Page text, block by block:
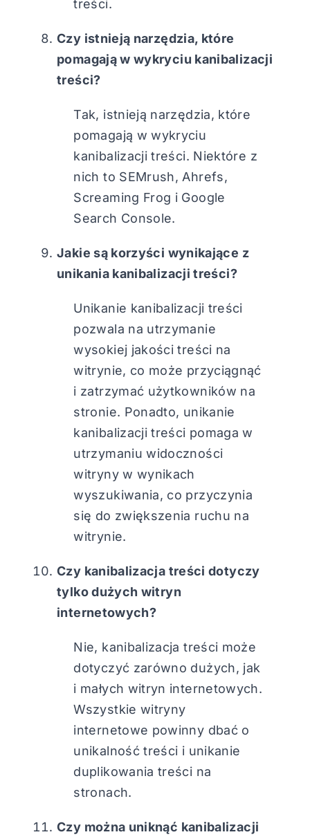
treści.
Czy istnieją narzędzia, które
pomagają w wykryciu kanibalizacji
treści?
Tak, istnieją narzędzia, które
pomagają w wykryciu
kanibalizacji treści. Niektóre z
nich to SEMrush, Ahrefs,
Screaming Frog i Google
Search Console.
Jakie są korzyści wynikające z
unikania kanibalizacji treści?
Unikanie kanibalizacji treści
pozwala na utrzymanie
wysokiej jakości treści na
witrynie, co może przyciągnąć
i zatrzymać użytkowników na
stronie. Ponadto, unikanie
kanibalizacji treści pomaga w
utrzymaniu widoczności
witryny w wynikach
wyszukiwania, co przyczynia
się do zwiększenia ruchu na
witrynie.
Czy kanibalizacja treści dotyczy
tylko dużych witryn
internetowych?
Nie, kanibalizacja treści może
dotyczyć zarówno dużych, jak
i małych witryn internetowych.
Wszystkie witryny
internetowe powinny dbać o
unikalność treści i unikanie
duplikowania treści na
stronach.
Czy można uniknąć kanibalizacji